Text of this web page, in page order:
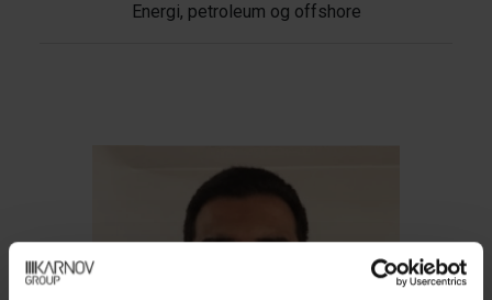
Energi, petroleum og offshore